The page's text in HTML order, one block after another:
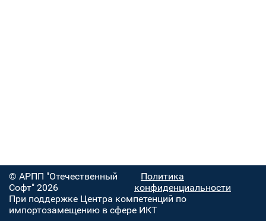
© АРПП "Отечественный
Софт" 2026
Политика
конфиденциальности
При поддержке Центра компетенций по
импортозамещению в сфере ИКТ